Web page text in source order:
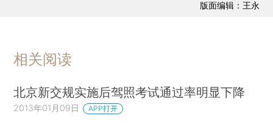
版面编辑：王永
相关阅读
北京新交规实施后驾照考试通过率明显下降
2013年01月09日 APP打开